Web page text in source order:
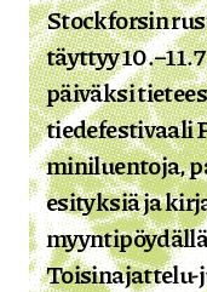
Stockforsin
täyttyy
päiväksi
tiedefestivaali
miniluentoja,
esityksiä ja
Toisinajattelu-